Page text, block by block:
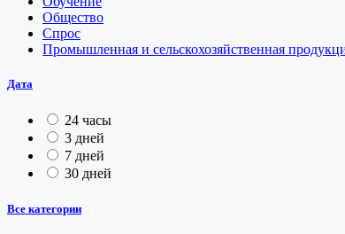
Общество
Спрос
Промышленная и сельскохозяйственная
Дата
24 часы
3 дней
7 дней
30 дней
Все категории